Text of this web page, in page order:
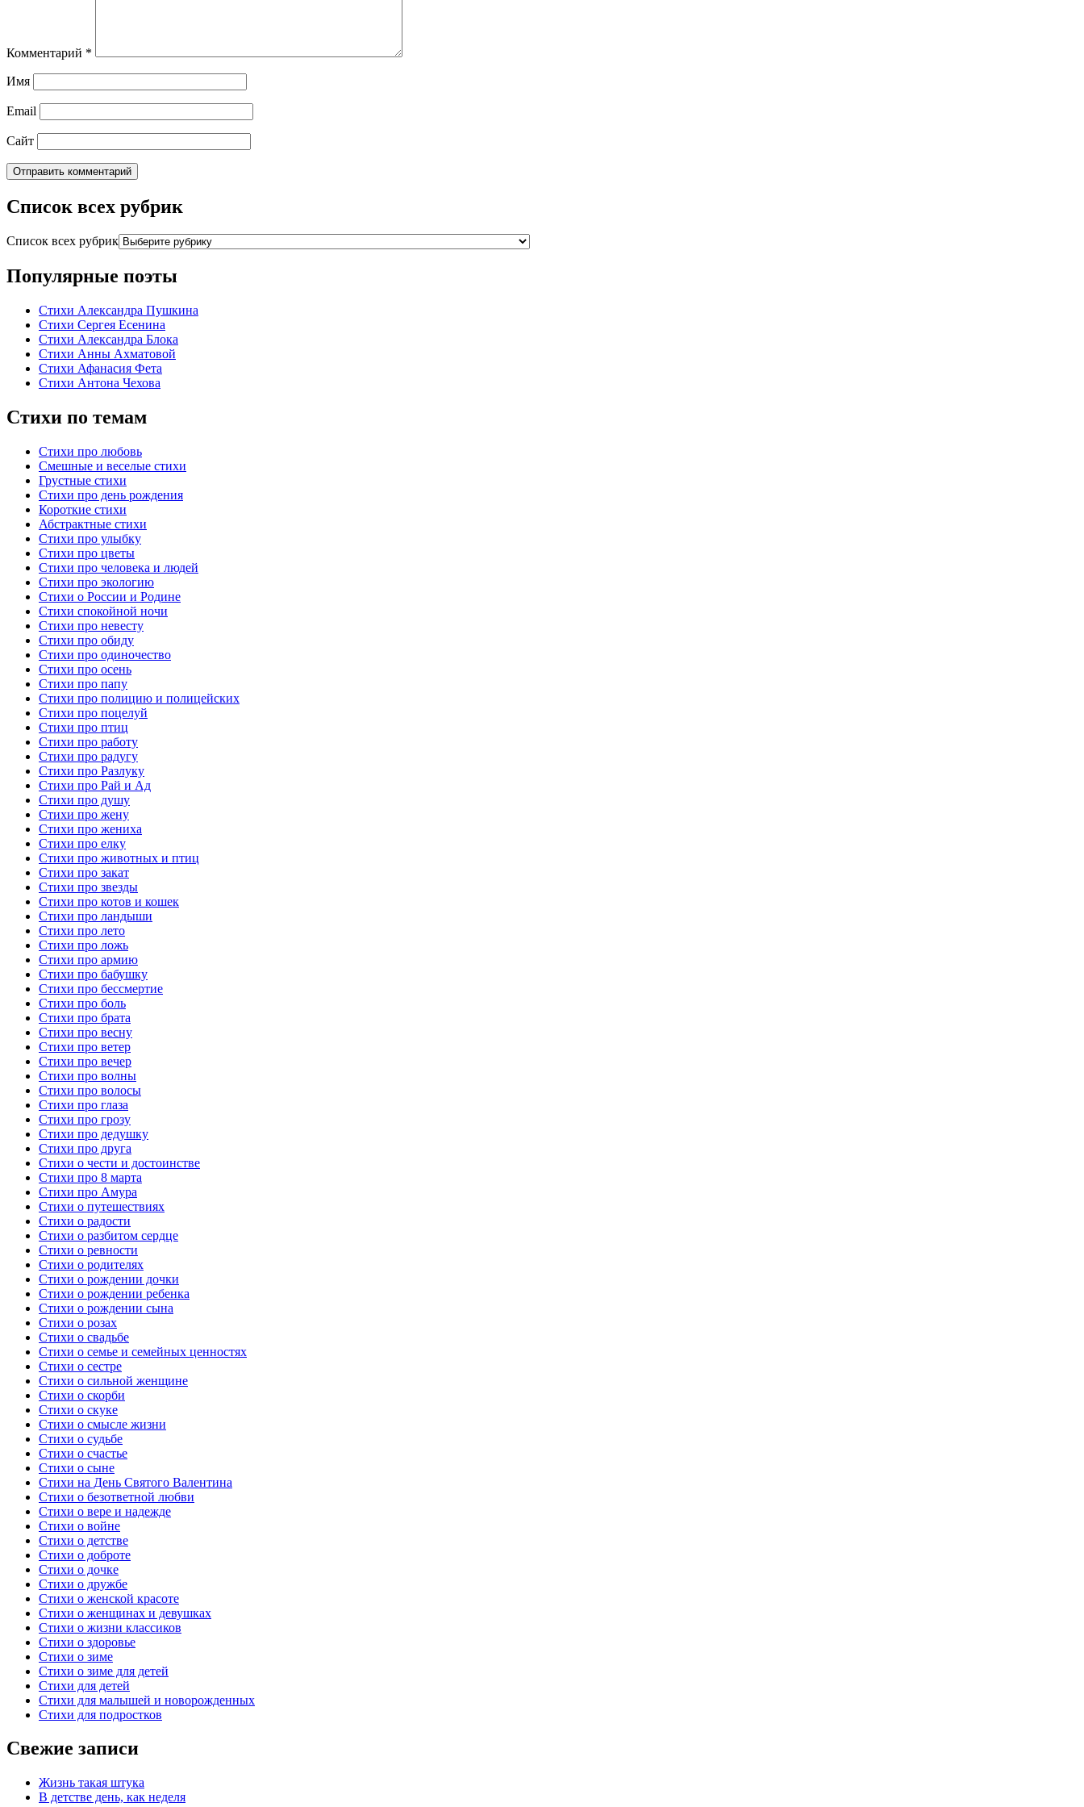
Комментарий *
Имя
Email
Сайт
Список всех рубрик
Список всех рубрик
Популярные поэты
Стихи Александра Пушкина
Стихи Сергея Есенина
Стихи Александра Блока
Стихи Анны Ахматовой
Стихи Афанасия Фета
Стихи Антона Чехова
Стихи по темам
Стихи про любовь
Смешные и веселые стихи
Грустные стихи
Стихи про день рождения
Короткие стихи
Абстрактные стихи
Стихи про улыбку
Стихи про цветы
Стихи про человека и людей
Стихи про экологию
Стихи о России и Родине
Стихи спокойной ночи
Стихи про невесту
Стихи про обиду
Стихи про одиночество
Стихи про осень
Стихи про папу
Стихи про полицию и полицейских
Стихи про поцелуй
Стихи про птиц
Стихи про работу
Стихи про радугу
Стихи про Разлуку
Стихи про Рай и Ад
Стихи про душу
Стихи про жену
Стихи про жениха
Стихи про елку
Стихи про животных и птиц
Стихи про закат
Стихи про звезды
Стихи про котов и кошек
Стихи про ландыши
Стихи про лето
Стихи про ложь
Стихи про армию
Стихи про бабушку
Стихи про бессмертие
Стихи про боль
Стихи про брата
Стихи про весну
Стихи про ветер
Стихи про вечер
Стихи про волны
Стихи про волосы
Стихи про глаза
Стихи про грозу
Стихи про дедушку
Стихи про друга
Стихи о чести и достоинстве
Стихи про 8 марта
Стихи про Амура
Стихи о путешествиях
Стихи о радости
Стихи о разбитом сердце
Стихи о ревности
Стихи о родителях
Стихи о рождении дочки
Стихи о рождении ребенка
Стихи о рождении сына
Стихи о розах
Стихи о свадьбе
Стихи о семье и семейных ценностях
Стихи о сестре
Стихи о сильной женщине
Стихи о скорби
Стихи о скуке
Стихи о смысле жизни
Стихи о судьбе
Стихи о счастье
Стихи о сыне
Стихи на День Святого Валентина
Стихи о безответной любви
Стихи о вере и надежде
Стихи о войне
Стихи о детстве
Стихи о доброте
Стихи о дочке
Стихи о дружбе
Стихи о женской красоте
Стихи о женщинах и девушках
Стихи о жизни классиков
Стихи о здоровье
Стихи о зиме
Стихи о зиме для детей
Стихи для детей
Стихи для малышей и новорожденных
Стихи для подростков
Свежие записи
Жизнь такая штука
В детстве день, как неделя